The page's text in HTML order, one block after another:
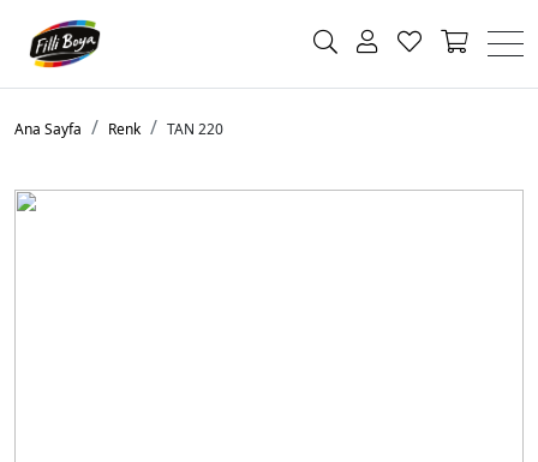
Ana Sayfa Renk TAN 220